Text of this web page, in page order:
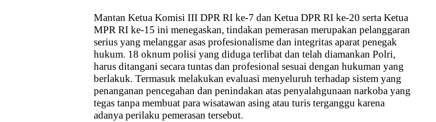
Mantan Ketua Komisi III DPR RI ke-7 dan Ketua DPR RI ke-20 serta Ketua
MPR RI ke-15 ini menegaskan, tindakan pemerasan merupakan pelanggaran
serius yang melanggar asas profesionalisme dan integritas aparat penegak
hukum. 18 oknum polisi yang diduga terlibat dan telah diamankan Polri,
harus ditangani secara tuntas dan profesional sesuai dengan hukuman yang
berlakuk. Termasuk melakukan evaluasi menyeluruh terhadap sistem yang
penanganan pencegahan dan penindakan atas penyalahgunaan narkoba yang
tegas tanpa membuat para wisatawan asing atau turis terganggu karena
adanya perilaku pemerasan tersebut.